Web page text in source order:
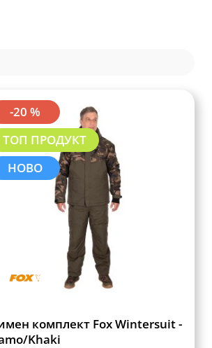
-20 %
ТОП ПРОДУКТ
НОВО
комплект Fox Wintersuit -
Khaki